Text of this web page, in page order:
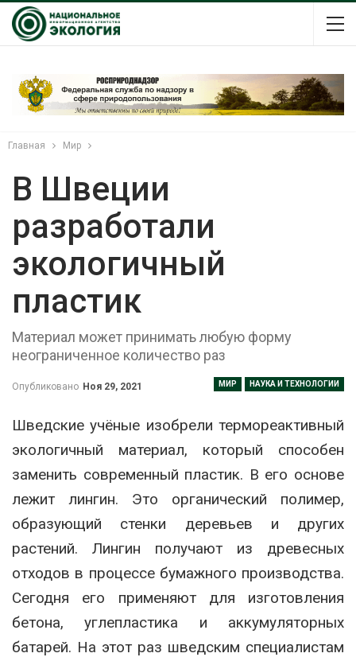
Главная Мир
В Швеции
разработали
экологичный
пластик
Материал может принимать любую форму
неограниченное количество раз
МИР НАУКА И ТЕХНОЛОГИИ
Опубликовано Ноя 29, 2021
Шведские учёные изобрели термореактивный
экологичный материал, который способен
заменить современный пластик. В его основе
лежит лингин. Это органический полимер,
образующий стенки деревьев и других
растений. Лингин получают из древесных
отходов в процессе бумажного производства.
Сегодня его применяют для изготовления
бетона, углепластика и аккумуляторных
батарей. На этот раз шведским специалистам